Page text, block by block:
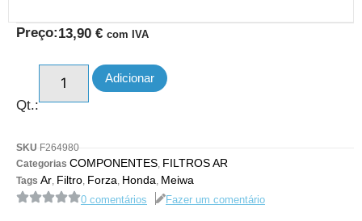
Preço:13,90 € com IVA
Qt.:
Adicionar
SKU F264980
Categorias COMPONENTES FILTROS AR
Tags Ar Filtro Forza Honda Meiwa
0 comentários Fazer um comentário